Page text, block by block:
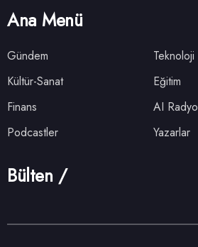
Ana Menü
Gündem
Teknoloji
Kültür-Sanat
Eğitim
Finans
AI Radyo
Podcastler
Yazarlar
Bülten /